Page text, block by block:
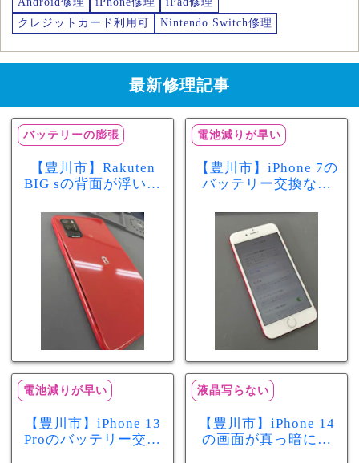
クレジットカード利用可
Nintendo Switch修理
最新修理記事
バッテリーの膨張
【豊川市】Rakuten
BIG sの背面が浮いて
リー膨張のサインか
もしれません！バッ
テリー交換修理事例
電池減りが早い
【豊川市】iPhone 7の
バッテリー交換なら
最大容量70％で電池
の減りが早い症状も
当日60分で改善
電池減りが早い
【豊川市】iPhone 13
Proのバッテリー交換
液晶写らない
【豊川市】iPhone 14
の画面が真っ暗に…